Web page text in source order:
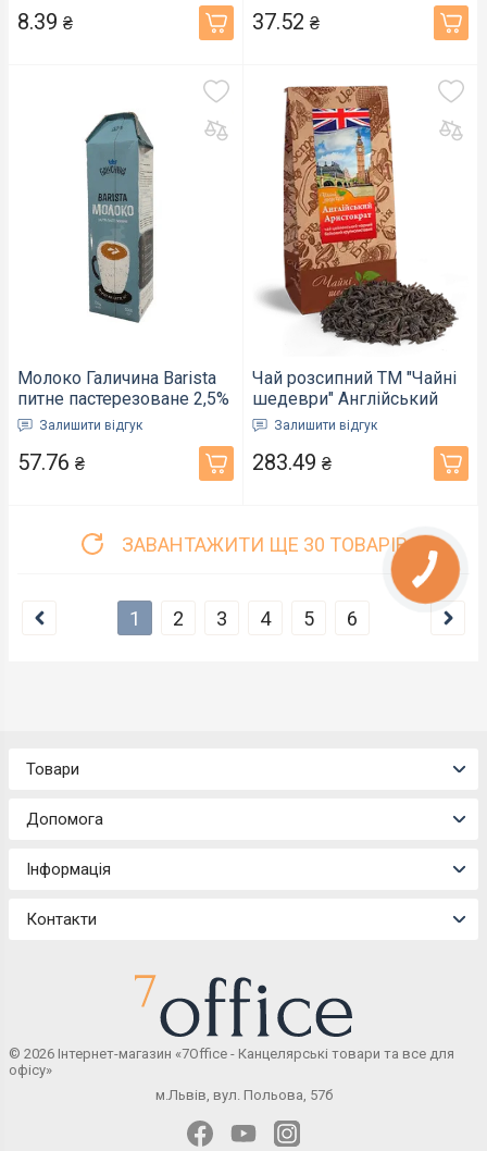
8.39 ₴ 37.52 ₴
Молоко Галичина Barista
питне пастерезоване 2,5%
1 л (014047)
Залишити відгук
57.76 ₴
Чай розсипний ТМ "Чайні
шедеври" Англійський
Аристократ особливо
(819080)
Залишити відгук
283.49 ₴
ЗАВАНТАЖИТИ ЩЕ 30 ТОВАРІВ
1 2 3 4 5 6
Товари
Допомога
Інформація
Контакти
© 2026 Інтернет-магазин «7Office - Канцелярські товари та все для
офісу»
м.Львів, вул. Польова, 57б